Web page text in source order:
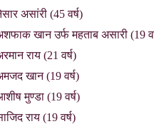
असांरी (45 वर्ष)
खान उर्फ महताब असारी (19
राय (21 वर्ष)
खान (19 वर्ष)
मुण्डा (19 वर्ष)
राय (19 वर्ष)